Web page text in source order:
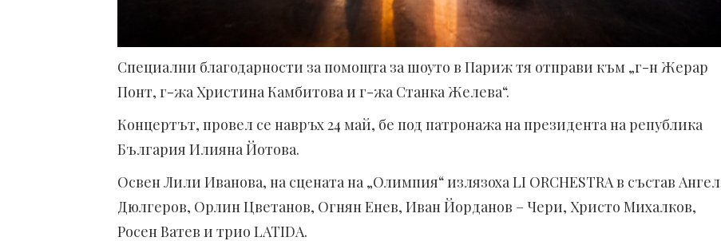
Специални благодарности за помощта за шоуто в Париж тя отправи към „г-н Жерар
Понт, г-жа Христина Камбитова и г-жа Станка Желева“.
Концертът, провел се навръх 24 май, бе под патронажа на президента на република
България Илияна Йотова.
Освен Лили Иванова, на сцената на „Олимпия“ излязоха LI ORCHESTRA в състав Ангел
Дюлгеров, Орлин Цветанов, Огнян Енев, Иван Йорданов – Чери, Христо Михалков,
Росен Ватев и трио LATIDA.